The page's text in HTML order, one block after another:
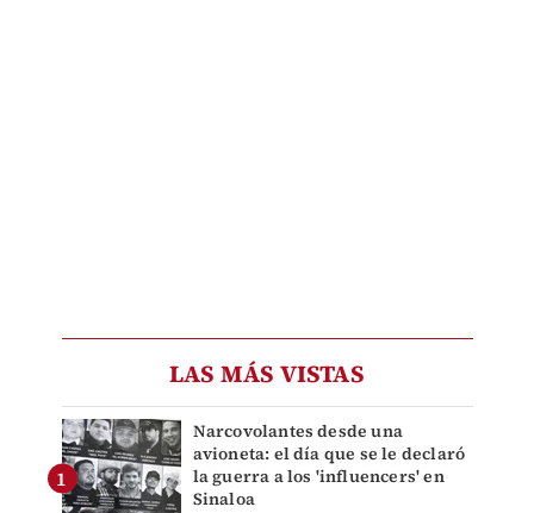
LAS MÁS VISTAS
Narcovolantes desde una
avioneta: el día que se le declaró
la guerra a los 'influencers' en
Sinaloa